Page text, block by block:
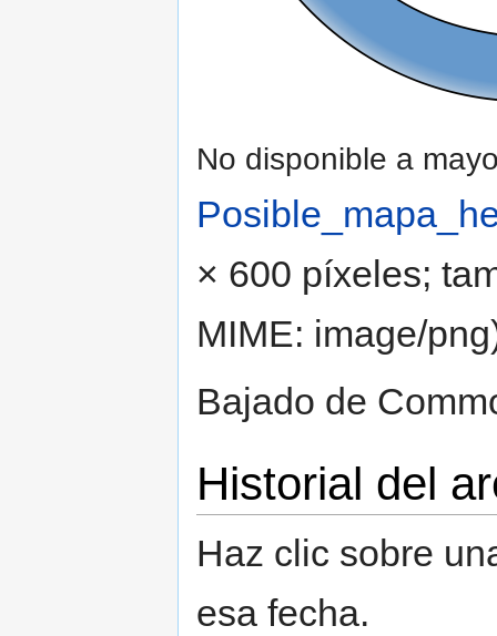
No disponible a
× 600 píxeles;
MIME: image/
Bajado de
Historial del
Haz clic sobre
esa fecha.